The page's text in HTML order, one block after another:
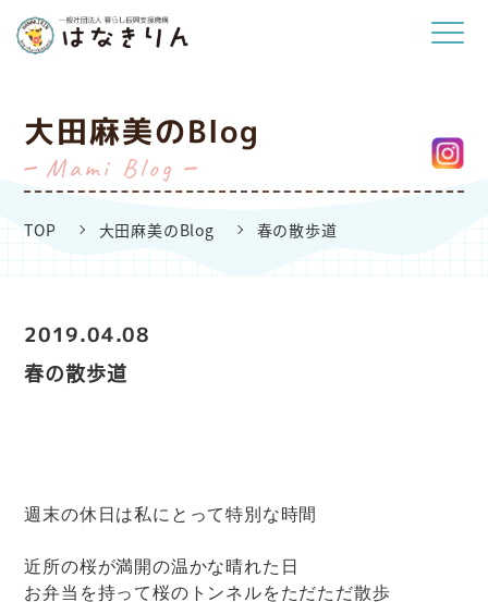
大田麻美のBlog
Mami Blog
TOP 大田麻美のBlog 春の散歩道
2019.04.08
春の散歩道
週末の休日は私にとって特別な時間
近所の桜が満開の温かな晴れた日
お弁当を持って桜のトンネルをただただ散歩